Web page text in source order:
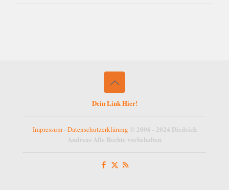
Dein Link Hier!
Impressum- Datenschutzerklärung © 2006 - 2024 Diedrich
Andreas Alle Rechte vorbehalten